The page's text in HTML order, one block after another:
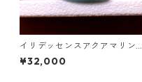
イリデッセンスアクアマリン 1
27.5ct 32.0mm*29.0mm*15.
7mm
¥32,000